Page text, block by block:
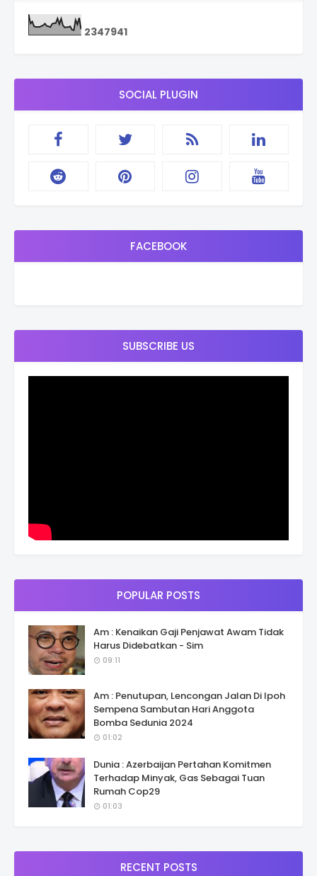
2347941
SOCIAL PLUGIN
FACEBOOK
SUBSCRIBE US
POPULAR POSTS
Am : Kenaikan Gaji Penjawat Awam Tidak
Harus Didebatkan - Sim
09:11
Am : Penutupan, Lencongan Jalan Di Ipoh
Sempena Sambutan Hari Anggota
Bomba Sedunia 2024
01:02
Dunia : Azerbaijan Pertahan Komitmen
Terhadap Minyak, Gas Sebagai Tuan
Rumah Cop29
01:03
RECENT POSTS